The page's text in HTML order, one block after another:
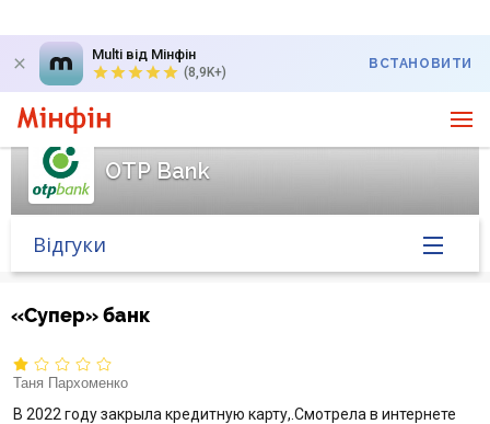
Multi від Мінфін
(8,9K+)
ВСТАНОВИТИ
OTP Bank
Банк у новинах
Курс валют у банку
Відгуки
«Супер» банк
Таня Пархоменко
В 2022 году закрыла кредитную карту,.Смотрела в интернете